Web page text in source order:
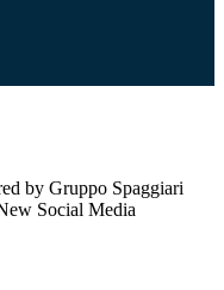
by Gruppo Spaggiari
Social Media